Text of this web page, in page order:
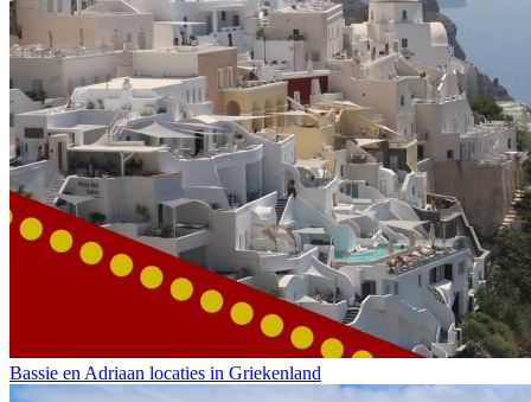
Bassie en Adriaan locaties in Griekenland